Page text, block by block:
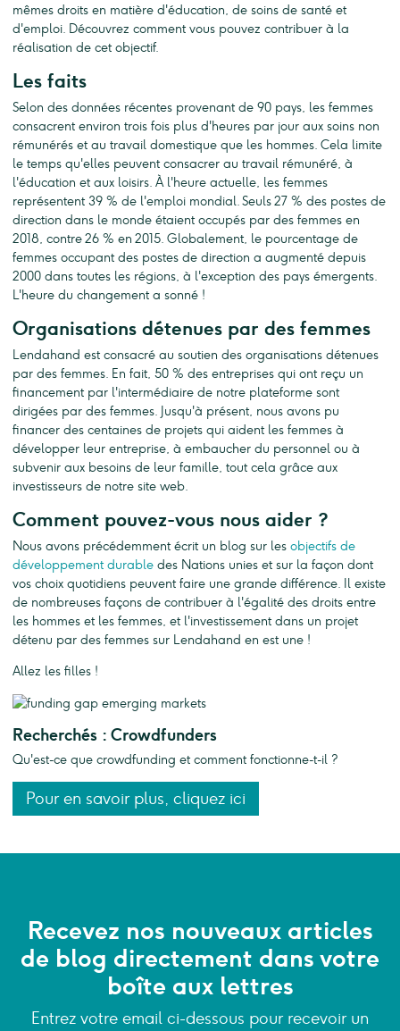
mêmes droits en matière d'éducation, de soins de santé et
d'emploi. Découvrez comment vous pouvez contribuer à la
réalisation de cet objectif.
Les faits
Selon des données récentes provenant de 90 pays, les femmes
consacrent environ trois fois plus d'heures par jour aux soins non
rémunérés et au travail domestique que les hommes. Cela limite
le temps qu'elles peuvent consacrer au travail rémunéré, à
l'éducation et aux loisirs. À l'heure actuelle, les femmes
représentent 39 % de l'emploi mondial. Seuls 27 % des postes de
direction dans le monde étaient occupés par des femmes en
2018, contre 26 % en 2015. Globalement, le pourcentage de
femmes occupant des postes de direction a augmenté depuis
2000 dans toutes les régions, à l'exception des pays émergents.
L'heure du changement a sonné !
Organisations détenues par des femmes
Lendahand est consacré au soutien des organisations détenues
par des femmes. En fait, 50 % des entreprises qui ont reçu un
financement par l'intermédiaire de notre plateforme sont
dirigées par des femmes. Jusqu'à présent, nous avons pu
financer des centaines de projets qui aident les femmes à
développer leur entreprise, à embaucher du personnel ou à
subvenir aux besoins de leur famille, tout cela grâce aux
investisseurs de notre site web.
Comment pouvez-vous nous aider ?
Nous avons précédemment écrit un blog sur les objectifs de
développement durable des Nations unies et sur la façon dont
vos choix quotidiens peuvent faire une grande différence. Il existe
de nombreuses façons de contribuer à l'égalité des droits entre
les hommes et les femmes, et l'investissement dans un projet
détenu par des femmes sur Lendahand en est une !
Allez les filles !
Recherchés : Crowdfunders
Qu'est-ce que crowdfunding et comment fonctionne-t-il ?
Pour en savoir plus, cliquez ici
Recevez nos nouveaux articles
de blog directement dans votre
boîte aux lettres
Entrez votre email ci-dessous pour recevoir un